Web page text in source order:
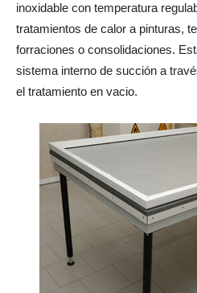
inoxidable con temperatura
tratamientos de calor a pinturas,
forraciones o consolidaciones.
sistema interno de succión a
el tratamiento en vacio.